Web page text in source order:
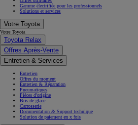
Gamme électrifiée pour les professionnels
Solutions et services
Votre Toyota
Votre Toyota
Toyota Relax
Offres Après-Vente
Entretien & Services
Entretien
Offres du moment
Entretien & Réparation
Pneumatiques
Pièces d'origine
Bris de glace
Carrosserie
Documentation & Support technique
Solution de paiement en x fois